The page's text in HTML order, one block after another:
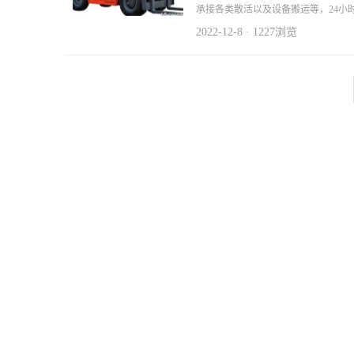
承接各类散活以及设备搬运等，24小
2022-12-8 · 1227浏览